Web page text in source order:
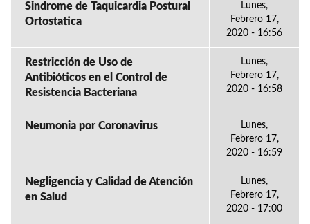
Sindrome de Taquicardia Postural
Ortostatica
Lunes,
Febrero 17,
2020 - 16:56
Restricción de Uso de
Antibióticos en el Control de
Resistencia Bacteriana
Lunes,
Febrero 17,
2020 - 16:58
Neumonia por Coronavirus
Lunes,
Febrero 17,
2020 - 16:59
Negligencia y Calidad de Atención
en Salud
Lunes,
Febrero 17,
2020 - 17:00